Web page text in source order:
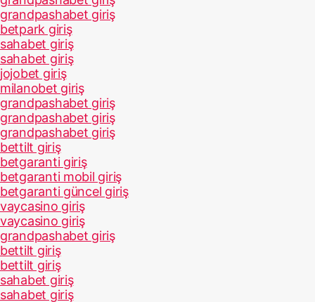
grandpashabet giriş
betpark giriş
sahabet giriş
sahabet giriş
jojobet giriş
milanobet giriş
grandpashabet giriş
grandpashabet giriş
grandpashabet giriş
bettilt giriş
betgaranti giriş
betgaranti mobil giriş
betgaranti güncel giriş
vaycasino giriş
vaycasino giriş
grandpashabet giriş
bettilt giriş
bettilt giriş
sahabet giriş
sahabet giriş